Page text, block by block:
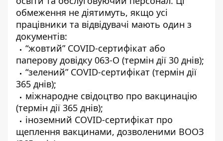
обмеження не діятимуть, якщо усі
працівники та відвідувачі мають один з
документів:
“жовтий” COVID-сертифікат або
паперову довідку 063-О (термін дії 30 днів);
“зелений” COVID-сертифікат (термін дії
365 днів);
міжнародне свідоцтво про вакцинацію
(термін дії 365 днів);
іноземний COVID-сертифікат про
щеплення вакцинами, дозволеними ВООЗ